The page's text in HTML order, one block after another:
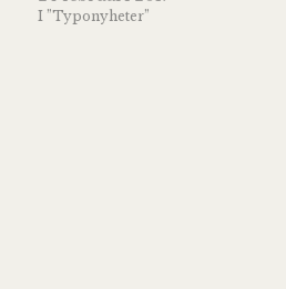
I ”Typonyheter”